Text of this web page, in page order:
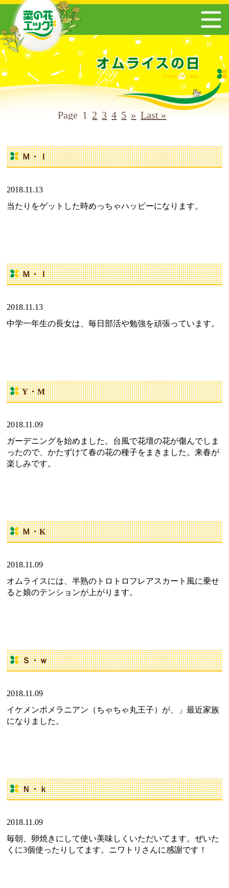
Page 1 2 3 4 5 » Last »
Ｍ・Ｉ
2018.11.13
当たりをゲットした時めっちゃハッピーになります。
Ｍ・Ｉ
2018.11.13
中学一年生の長女は、毎日部活や勉強を頑張っています。
Y・M
2018.11.09
ガーデニングを始めました。台風で花壇の花が傷んでしま
ったので、かたずけて春の花の種子をまきました。来春が
楽しみです。
Ｍ・K
2018.11.09
オムライスには、半熟のトロトロフレアスカート風に乗せ
ると娘のテンションが上がります。
Ｓ・ｗ
2018.11.09
イケメンポメラニアン（ちゃちゃ丸王子）が、」最近家族
になりました。
Ｎ・ｋ
2018.11.09
毎朝、卵焼きにして使い美味しくいただいてます。ぜいた
くに3個使ったりしてます。ニワトリさんに感謝です！